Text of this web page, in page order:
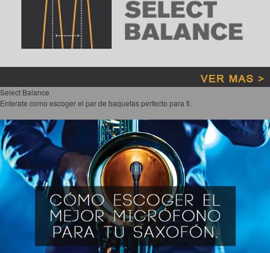
Select Balance
Enterate como escoger el par de baquetas perfecto para ti.